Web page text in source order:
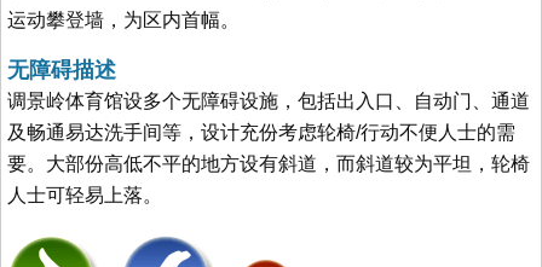
运动攀登墙，为区内首幅。
无障碍描述
调景岭体育馆设多个无障碍设施，包括出入口、自动门、通道
及畅通易达洗手间等，设计充份考虑轮椅/行动不便人士的需
要。大部份高低不平的地方设有斜道，而斜道较为平坦，轮椅
人士可轻易上落。